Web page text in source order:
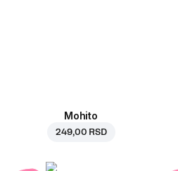
Mohito
249,00 RSD